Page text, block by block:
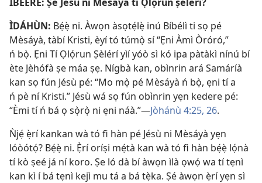
ÌDÁHÙN: Bẹ́ẹ̀ ni. Àwọn àsọtẹ́lẹ̀ inú Bíbélì ti sọ pé
Mèsáyà, tàbí Kristi, èyí tó túmọ̀ sí “Ẹni Àmì Òróró,”
ń bọ̀. Ẹni Tí Ọlọ́run Ṣèlérí yìí yóò sì kó ipa pàtàkì nínú bí
ète Jèhófà ṣe máa ṣẹ. Nígbà kan, obìnrin ará Samáríà
kan sọ fún Jésù pé: “Mo mọ̀ pé Mèsáyà ń bọ̀, ẹni tí a
ń pè ní Kristi.” Jésù wá sọ fún obìnrin yẹn kedere pé:
“Èmi tí ń bá ọ sọ̀rọ̀ ni ẹni náà.”—Jòhánù 4:25, 26.
Ǹjẹ́ ẹ̀rí kankan wà tó fi hàn pé Jésù ni Mèsáyà yẹn
lóòótọ́? Bẹ́ẹ̀ ni. Ẹ̀rí oríṣi mẹ́tà kan wà tó fi hàn bẹ́ẹ̀ lọ́nà
tí kò ṣeé já ní koro. Ṣe ló dà bí àwọn ìlà ọwọ́ wa tí tẹnì
kan kì í bá tẹnì kejì mu tá a bá tẹ̀ka. Ṣé àwọn ẹ̀rí yẹn sì